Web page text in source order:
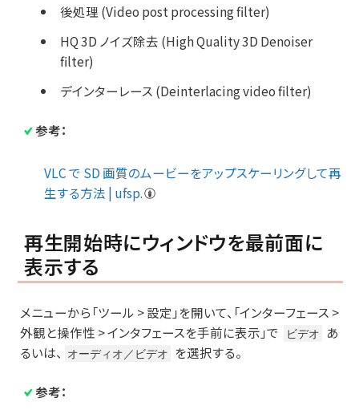
後処理 (Video post processing filter)
HQ 3D ノイズ除去 (High Quality 3D Denoiser
filter)
デインターレース (Deinterlacing video filter)
参考：
VLC で SD 画質のムービーをアップスケーリングして再
生する方法 | ufsp.
再生開始時にウィンドウを最前面に
表示する
メニューから「ツール > 設定」を開いて、「インターフェース >
外観と操作性 > インタフェースを手前に表示」で
ビデオ
あ
るいは、
オーディオ／ビデオ を選択する。
参考：